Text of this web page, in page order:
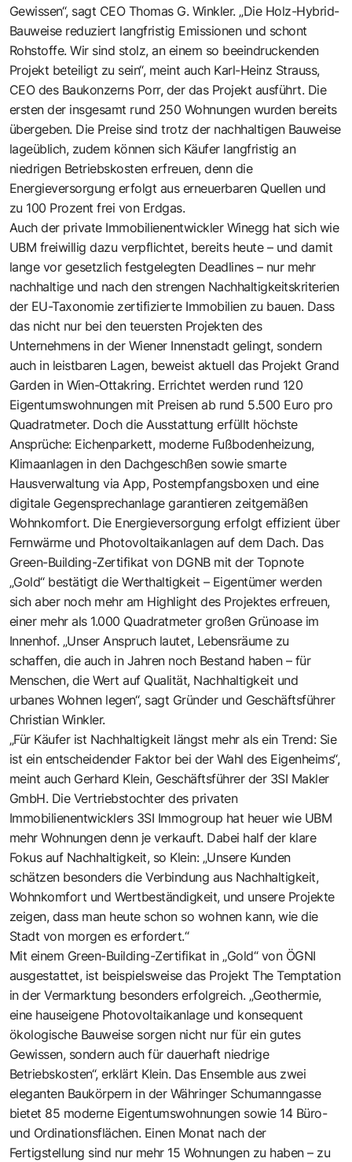
Gewissen“, sagt CEO Thomas G. Winkler. „Die Holz-Hybrid-
Bauweise reduziert langfristig Emissionen und schont
Rohstoffe. Wir sind stolz, an einem so beeindruckenden
Projekt beteiligt zu sein“, meint auch Karl-Heinz Strauss,
CEO des Baukonzerns Porr, der das Projekt ausführt. Die
ersten der insgesamt rund 250 Wohnungen wurden bereits
übergeben. Die Preise sind trotz der nachhaltigen Bauweise
lageüblich, zudem können sich Käufer langfristig an
niedrigen Betriebskosten erfreuen, denn die
Energieversorgung erfolgt aus erneuerbaren Quellen und
zu 100 Prozent frei von Erdgas.
Auch der private Immobilienentwickler Winegg hat sich wie
UBM freiwillig dazu verpflichtet, bereits heute – und damit
lange vor gesetzlich festgelegten Deadlines – nur mehr
nachhaltige und nach den strengen Nachhaltigkeitskriterien
der EU-Taxonomie zertifizierte Immobilien zu bauen. Dass
das nicht nur bei den teuersten Projekten des
Unternehmens in der Wiener Innenstadt gelingt, sondern
auch in leistbaren Lagen, beweist aktuell das Projekt Grand
Garden in Wien-Ottakring. Errichtet werden rund 120
Eigentumswohnungen mit Preisen ab rund 5.500 Euro pro
Quadratmeter. Doch die Ausstattung erfüllt höchste
Ansprüche: Eichenparkett, moderne Fußbodenheizung,
Klimaanlagen in den Dachgeschßen sowie smarte
Hausverwaltung via App, Postempfangsboxen und eine
digitale Gegensprechanlage garantieren zeitgemäßen
Wohnkomfort. Die Energieversorgung erfolgt effizient über
Fernwärme und Photovoltaikanlagen auf dem Dach. Das
Green-Building-Zertifikat von DGNB mit der Topnote
„Gold“ bestätigt die Werthaltigkeit – Eigentümer werden
sich aber noch mehr am Highlight des Projektes erfreuen,
einer mehr als 1.000 Quadratmeter großen Grünoase im
Innenhof. „Unser Anspruch lautet, Lebensräume zu
schaffen, die auch in Jahren noch Bestand haben – für
Menschen, die Wert auf Qualität, Nachhaltigkeit und
urbanes Wohnen legen“, sagt Gründer und Geschäftsführer
Christian Winkler.
„Für Käufer ist Nachhaltigkeit längst mehr als ein Trend: Sie
ist ein entscheidender Faktor bei der Wahl des Eigenheims“,
meint auch Gerhard Klein, Geschäftsführer der 3SI Makler
GmbH. Die Vertriebstochter des privaten
Immobilienentwicklers 3SI Immogroup hat heuer wie UBM
mehr Wohnungen denn je verkauft. Dabei half der klare
Fokus auf Nachhaltigkeit, so Klein: „Unsere Kunden
schätzen besonders die Verbindung aus Nachhaltigkeit,
Wohnkomfort und Wertbeständigkeit, und unsere Projekte
zeigen, dass man heute schon so wohnen kann, wie die
Stadt von morgen es erfordert.“
Mit einem Green-Building-Zertifikat in „Gold“ von ÖGNI
ausgestattet, ist beispielsweise das Projekt The Temptation
in der Vermarktung besonders erfolgreich. „Geothermie,
eine hauseigene Photovoltaikanlage und konsequent
ökologische Bauweise sorgen nicht nur für ein gutes
Gewissen, sondern auch für dauerhaft niedrige
Betriebskosten“, erklärt Klein. Das Ensemble aus zwei
eleganten Baukörpern in der Währinger Schumanngasse
bietet 85 moderne Eigentumswohnungen sowie 14 Büro-
und Ordinationsflächen. Einen Monat nach der
Fertigstellung sind nur mehr 15 Wohnungen zu haben – zu